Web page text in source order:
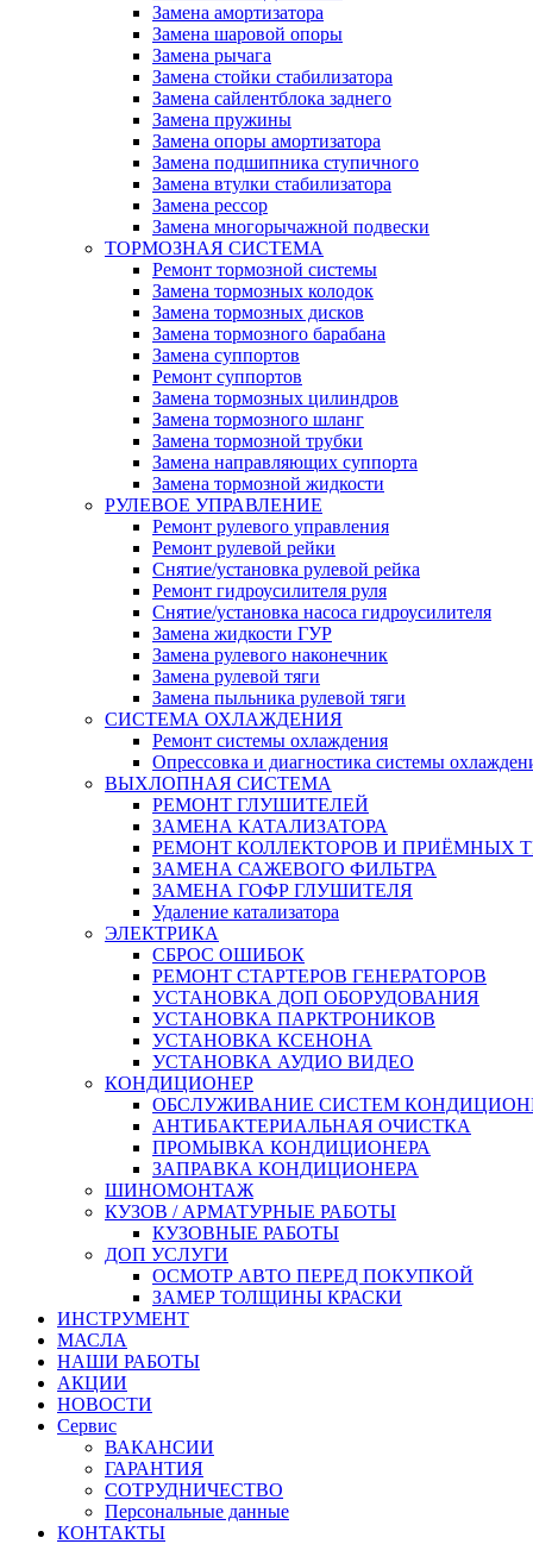
Замена амортизатора
Замена шаровой опоры
Замена рычага
Замена стойки стабилизатора
Замена сайлентблока заднего
Замена пружины
Замена опоры амортизатора
Замена подшипника ступичного
Замена втулки стабилизатора
Замена рессор
Замена многорычажной подвески
ТОРМОЗНАЯ СИСТЕМА
Ремонт тормозной системы
Замена тормозных колодок
Замена тормозных дисков
Замена тормозного барабана
Замена суппортов
Ремонт суппортов
Замена тормозных цилиндров
Замена тормозного шланг
Замена тормозной трубки
Замена направляющих суппорта
Замена тормозной жидкости
РУЛЕВОЕ УПРАВЛЕНИЕ
Ремонт рулевого управления
Ремонт рулевой рейки
Снятие/установка рулевой рейка
Ремонт гидроусилителя руля
Снятие/установка насоса гидроусилителя
Замена жидкости ГУР
Замена рулевого наконечник
Замена рулевой тяги
Замена пыльника рулевой тяги
СИСТЕМА ОХЛАЖДЕНИЯ
Ремонт системы охлаждения
Опрессовка и диагностика системы
ВЫХЛОПНАЯ СИСТЕМА
РЕМОНТ ГЛУШИТЕЛЕЙ
ЗАМЕНА КАТАЛИЗАТОРА
РЕМОНТ КОЛЛЕКТОРОВ И ПРИЁМНЫХ
ЗАМЕНА САЖЕВОГО ФИЛЬТРА
ЗАМЕНА ГОФР ГЛУШИТЕЛЯ
Удаление катализатора
ЭЛЕКТРИКА
СБРОС ОШИБОК
РЕМОНТ СТАРТЕРОВ ГЕНЕРАТОРОВ
УСТАНОВКА ДОП ОБОРУДОВАНИЯ
УСТАНОВКА ПАРКТРОНИКОВ
УСТАНОВКА КСЕНОНА
УСТАНОВКА АУДИО ВИДЕО
КОНДИЦИОНЕР
ОБСЛУЖИВАНИЕ СИСТЕМ
АНТИБАКТЕРИАЛЬНАЯ ОЧИСТКА
ПРОМЫВКА КОНДИЦИОНЕРА
ЗАПРАВКА КОНДИЦИОНЕРА
ШИНОМОНТАЖ
КУЗОВ / АРМАТУРНЫЕ РАБОТЫ
КУЗОВНЫЕ РАБОТЫ
ДОП УСЛУГИ
ОСМОТР АВТО ПЕРЕД ПОКУПКОЙ
ЗАМЕР ТОЛЩИНЫ КРАСКИ
ИНСТРУМЕНТ
МАСЛА
НАШИ РАБОТЫ
АКЦИИ
НОВОСТИ
Сервис
ВАКАНСИИ
ГАРАНТИЯ
СОТРУДНИЧЕСТВО
Персональные данные
КОНТАКТЫ